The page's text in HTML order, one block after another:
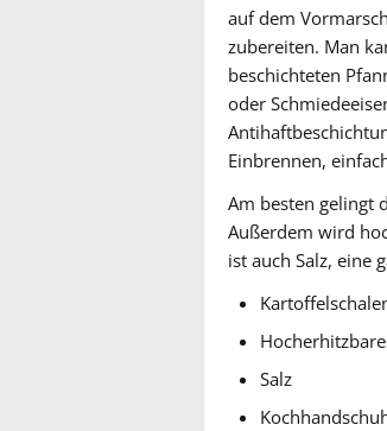
auf dem
zubereiten. Man
beschichteten
oder
Einbrennen,
Am besten gelingt
Außerdem wird
ist auch Salz, eine
Salz